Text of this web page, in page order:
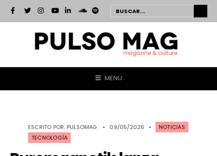
MENU
ESCRITO POR: PULSOMAG • 09/05/2026 •
NOTICIAS
TECNOLOGÍA